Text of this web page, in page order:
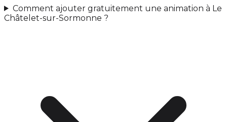
Comment ajouter gratuitement une animation à Le
Châtelet-sur-Sormonne ?